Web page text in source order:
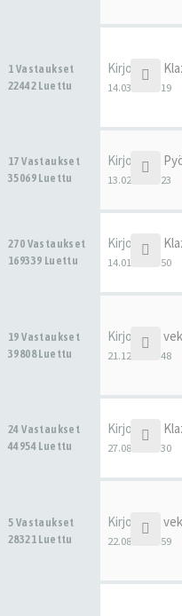
1 Vastaukset
22442 Luettu
Kirjoittaja
14.03.17 06:19
17 Vastaukset
35069 Luettu
Kirjoittaja
13.02.17 23:23
270 Vastaukset
169339 Luettu
Kirjoittaja
14.01.17 03:50
19 Vastaukset
39808 Luettu
Kirjoittaja
21.12.16 21:48
24 Vastaukset
44954 Luettu
Kirjoittaja
27.08.16 23:30
5 Vastaukset
28321 Luettu
Kirjoittaja
22.08.16 08:59